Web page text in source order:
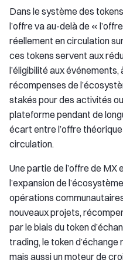
Dans le système des
l’offre va au-delà de «
réellement en circulation
ces tokens servent aux
l’éligibilité aux
récompenses de
stakés pour des activités
plateforme pendant de
écart entre l’offre
circulation.
Une partie de l’offre de
l’expansion de
opérations
nouveaux projets,
par le biais du token
trading, le token d’échange
mais aussi un moteur de